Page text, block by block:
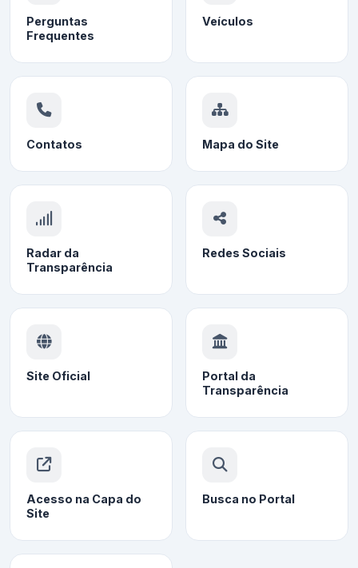
Perguntas
Frequentes
Veículos
Contatos Mapa do Site
Radar da
Transparência
Redes Sociais
Site Oficial
Portal da
Transparência
Acesso na Capa do
Site
Busca no Portal